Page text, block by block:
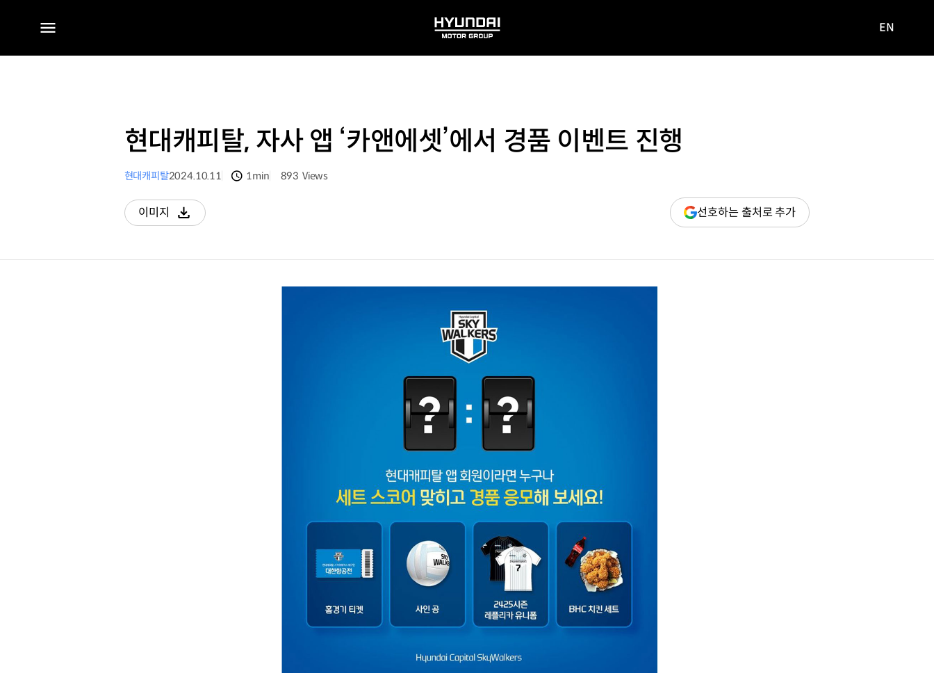
전체
HYUNDAI
MOTOR
사이트로
EN
현대캐피탈, 자사 앱 ‘카앤에셋’에서 경품 이벤트 진행
현대캐피탈2024.10.11 1min 893 Views
이미지
다운로드
선호하는 출처로 추가(새
창